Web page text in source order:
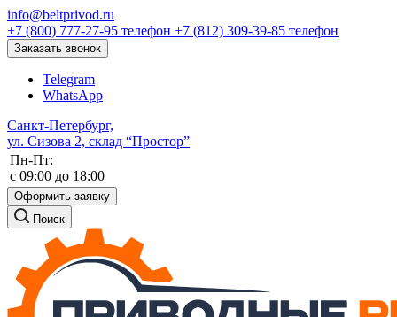
info@beltprivod.ru
+7 (800) 777-27-95 телефон +7 (812) 309-39-85 телефон
Заказать звонок
Telegram
WhatsApp
Санкт-Петербург,
ул. Сизова 2, склад “Простор”
Пн-Пт:
c 09:00 до 18:00
Оформить заявку
Поиск